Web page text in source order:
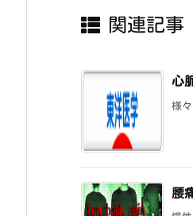
関連記事
心
様
腰